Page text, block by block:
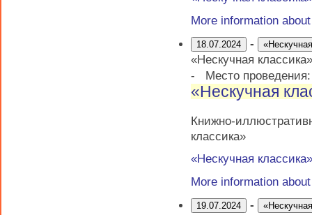
More information
18.07.2024 -
«Нескучная классика»
-
Место
«Нескучная
Книжно-
классика»
«Нескучная классика»
More information
19.07.2024 -